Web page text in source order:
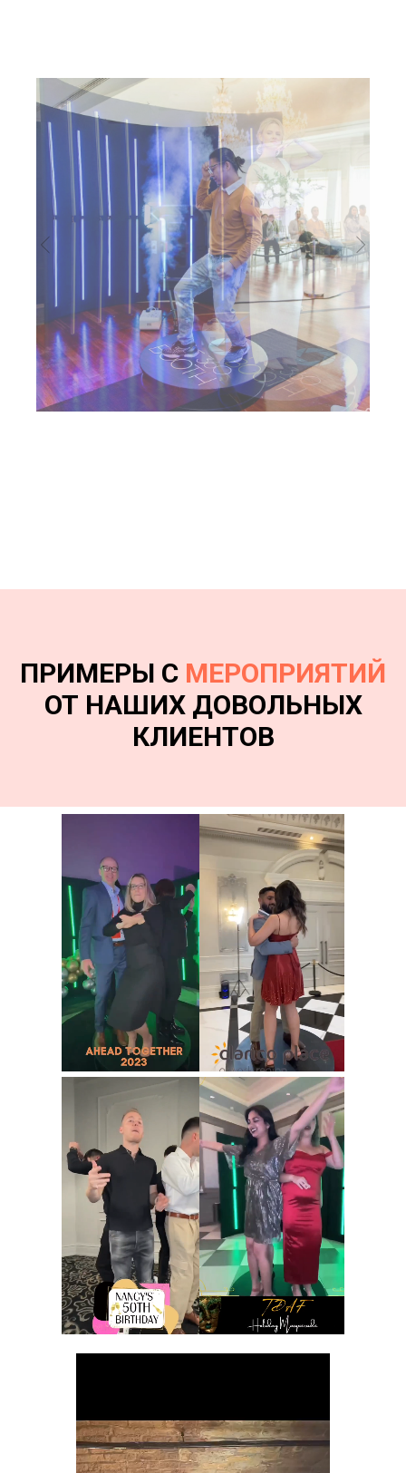
ПРИМЕРЫ С МЕРОПРИЯТИЙ
ОТ НАШИХ ДОВОЛЬНЫХ
КЛИЕНТОВ